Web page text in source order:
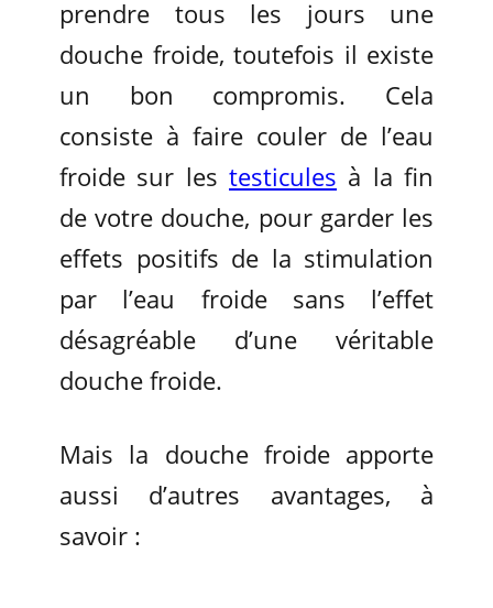
prendre tous les jours une
douche froide, toutefois il existe
un bon compromis. Cela
consiste à faire couler de l’eau
froide sur les testicules à la fin
de votre douche, pour garder les
effets positifs de la stimulation
par l’eau froide sans l’effet
désagréable d’une véritable
douche froide.
Mais la douche froide apporte
aussi d’autres avantages, à
savoir :